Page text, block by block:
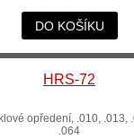
DO KOŠÍKU
HRS-72
opředení, .010, .013,
.064